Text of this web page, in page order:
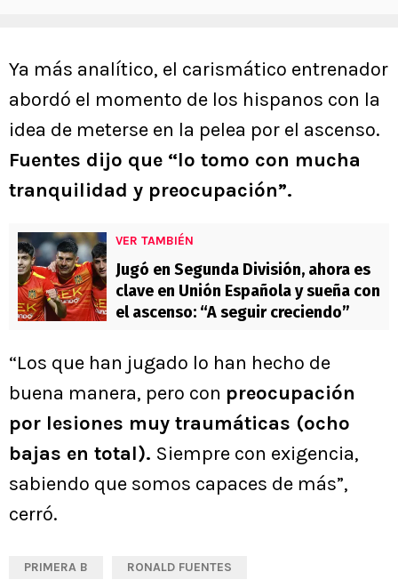
Ya más analítico, el carismático entrenador
abordó el momento de los hispanos con la
idea de meterse en la pelea por el ascenso.
Fuentes dijo que “lo tomo con mucha
tranquilidad y preocupación”.
VER TAMBIÉN
Jugó en Segunda División, ahora es
clave en Unión Española y sueña con
el ascenso: “A seguir creciendo”
“Los que han jugado lo han hecho de
buena manera, pero con preocupación
por lesiones muy traumáticas (ocho
bajas en total). Siempre con exigencia,
sabiendo que somos capaces de más”,
cerró.
PRIMERA B RONALD FUENTES